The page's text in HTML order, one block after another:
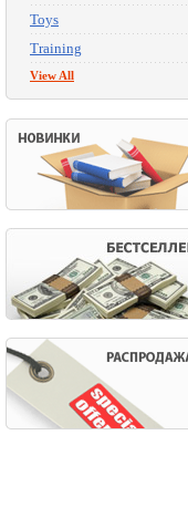
Toys
Training
View All